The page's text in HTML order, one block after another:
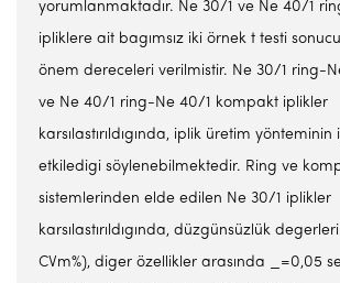
yorumlanmaktadır. Ne 30/1 ve Ne 40/1
ipliklere ait bagımsız iki örnek t testi
önem dereceleri verilmistir. Ne 30/1 ring-
ve Ne 40/1 ring-Ne 40/1 kompakt iplikler
karsılastırıldıgında, iplik üretim
etkiledigi söylenebilmektedir. Ring ve
sistemlerinden elde edilen Ne 30/1 iplikler
karsılastırıldıgında, düzgünsüzlük degerleri
CVm%), diger özellikler arasında _=0,05